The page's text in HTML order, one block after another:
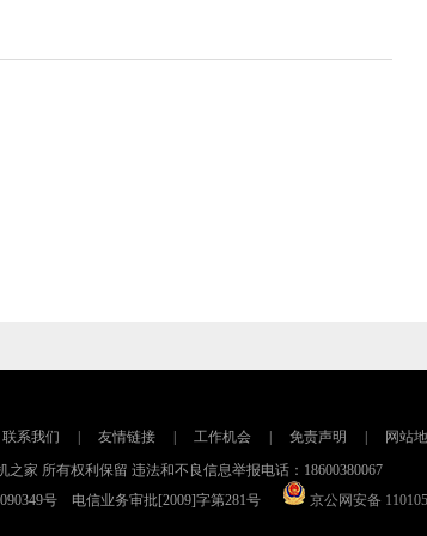
联系我们 友情链接 工作机会 免责声明 网站
之家 所有权利保留 违法和不良信息举报电话：18600380067
号 电信业务审批[2009]字第281号
京公网安备